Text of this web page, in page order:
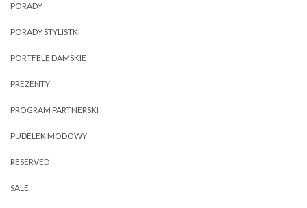
PORADY
PORADY STYLISTKI
PORTFELE DAMSKIE
PREZENTY
PROGRAM PARTNERSKI
PUDELEK MODOWY
RESERVED
SALE